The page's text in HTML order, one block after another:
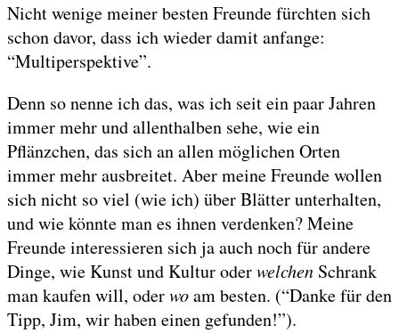
Nicht wenige meiner besten Freunde fürchten sich
schon davor, dass ich wieder damit anfange:
“Multiperspektive”.
Denn so nenne ich das, was ich seit ein paar Jahren
immer mehr und allenthalben sehe, wie ein
Pflänzchen, das sich an allen möglichen Orten
immer mehr ausbreitet. Aber meine Freunde wollen
sich nicht so viel (wie ich) über Blätter unterhalten,
und wie könnte man es ihnen verdenken? Meine
Freunde interessieren sich ja auch noch für andere
Dinge, wie Kunst und Kultur oderwelchen Schrank
man kaufen will, oderwoam besten. (“Danke für den
Tipp, Jim, wir haben einen gefunden!”).